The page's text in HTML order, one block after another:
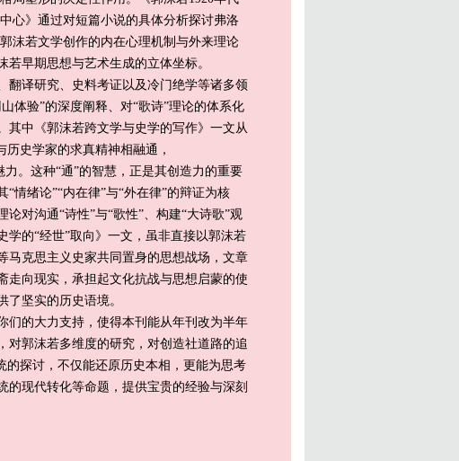
》通过对短篇小说的具体分析探讨弗洛
沫若文学创作的内在心理机制与外来理论
早期思想与艺术生成的立体坐标。
译研究、史料考证以及冷门绝学等诸多领
体验”的深度阐释、对“歌诗”理论的体系化
其中《郭沫若跨文学与史学的写作》一文从
史学家的求真精神相融通，
。这种“通”的智慧，正是其创造力的重要
情绪论”“内在律”与“外在律”的辩证为核
对沟通“诗性”与“歌性”、构建“大诗歌”观
的“经世”取向》一文，虽非直接以郭沫若
马克思主义史家共同置身的思想战场，文章
走向现实，承担起文化抗战与思想启蒙的使
坚实的历史语境。
的大力支持，使得本刊能从年刊改为半年
对郭沫若多维度的研究，对创造社道路的追
的探讨，不仅能还原历史本相，更能为思考
现代转化等命题，提供宝贵的经验与深刻